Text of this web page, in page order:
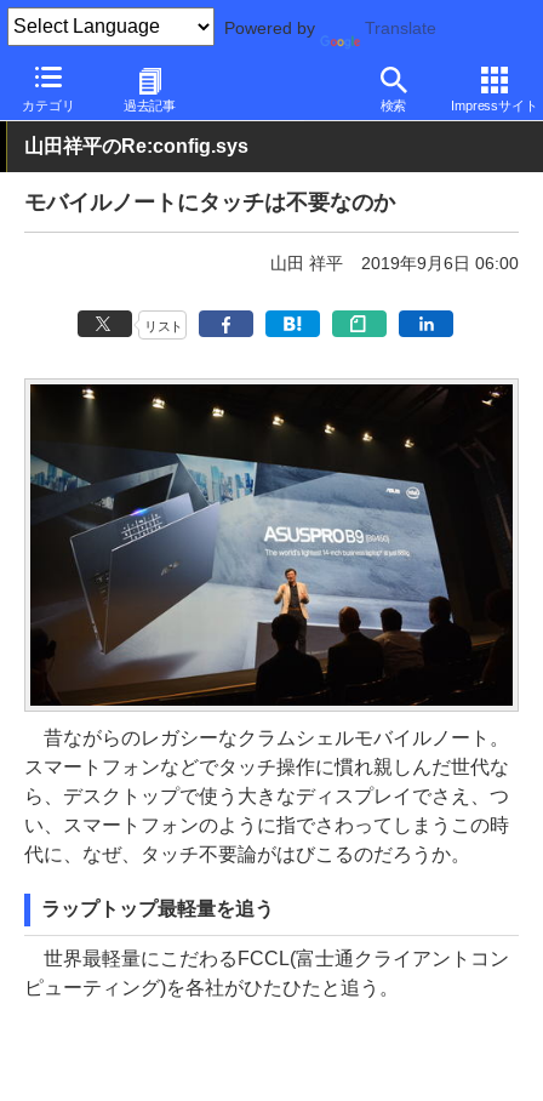
Powered by Translate
カテゴリ 過去記事 検索 Impressサイト
PC Watch イベント
山田祥平のRe:config.sys
モバイルノートにタッチは不要なのか
山田 祥平 2019年9月6日 06:00
リスト
昔ながらのレガシーなクラムシェルモバイルノート。
スマートフォンなどでタッチ操作に慣れ親しんだ世代な
ら、デスクトップで使う大きなディスプレイでさえ、つ
い、スマートフォンのように指でさわってしまうこの時
代に、なぜ、タッチ不要論がはびこるのだろうか。
ラップトップ最軽量を追う
世界最軽量にこだわるFCCL(富士通クライアントコン
ピューティング)を各社がひたひたと追う。